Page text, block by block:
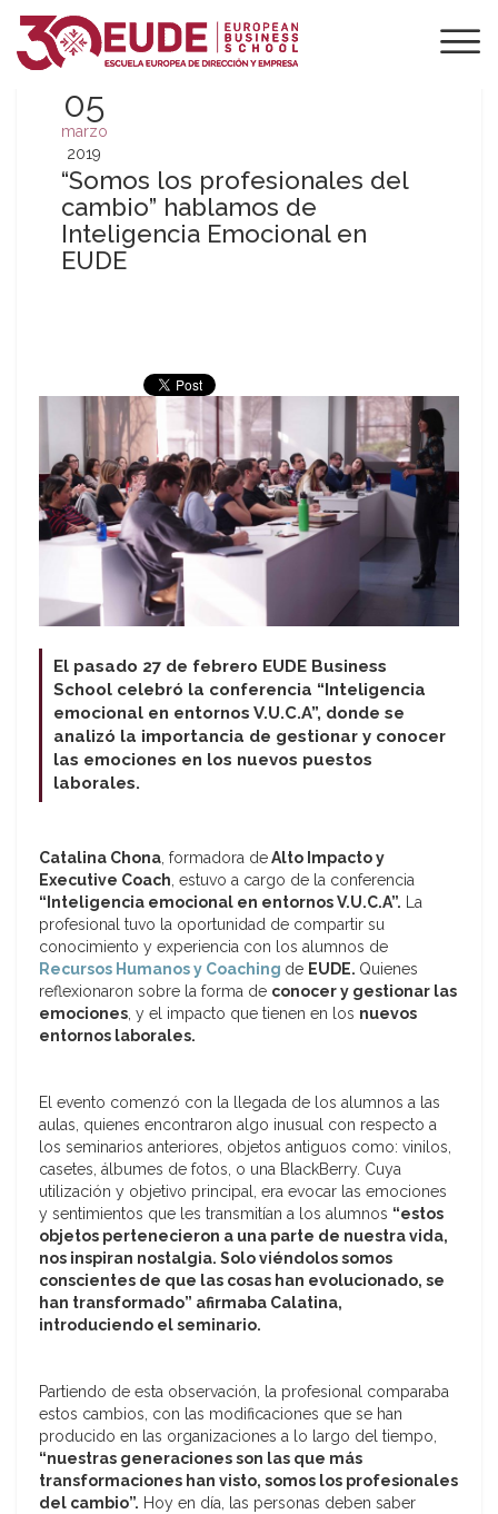
05
marzo
2019
“Somos los profesionales del
cambio” hablamos de
Inteligencia Emocional en
EUDE
El pasado 27 de febrero EUDE Business
School celebró la conferencia “Inteligencia
emocional en entornos V.U.C.A”, donde se
analizó la importancia de gestionar y conocer
las emociones en los nuevos puestos
laborales.
Catalina Chona, formadora deAlto Impacto y
Executive Coach, estuvo a cargo de la conferencia
“Inteligencia emocional en entornos V.U.C.A”. La
profesional tuvo la oportunidad de compartir su
conocimiento y experiencia con los alumnos de
Recursos Humanos y Coaching de EUDE. Quienes
reflexionaron sobre la forma de conocer y gestionar las
emociones, y el impacto que tienen en los nuevos
entornos laborales.
El evento comenzó con la llegada de los alumnos a las
aulas, quienes encontraron algo inusual con respecto a
los seminarios anteriores, objetos antiguos como: vinilos,
casetes, álbumes de fotos, o una BlackBerry. Cuya
utilización y objetivo principal, era evocar las emociones
y sentimientos que les transmitían a los alumnos “estos
objetos pertenecieron a una parte de nuestra vida,
nos inspiran nostalgia. Solo viéndolos somos
conscientes de que las cosas han evolucionado, se
han transformado” afirmaba Calatina,
introduciendo el seminario.
Partiendo de esta observación, la profesional comparaba
estos cambios, con las modificaciones que se han
producido en las organizaciones a lo largo del tiempo,
“nuestras generaciones son las que más
transformaciones han visto, somos los profesionales
del cambio”. Hoy en día, las personas deben saber